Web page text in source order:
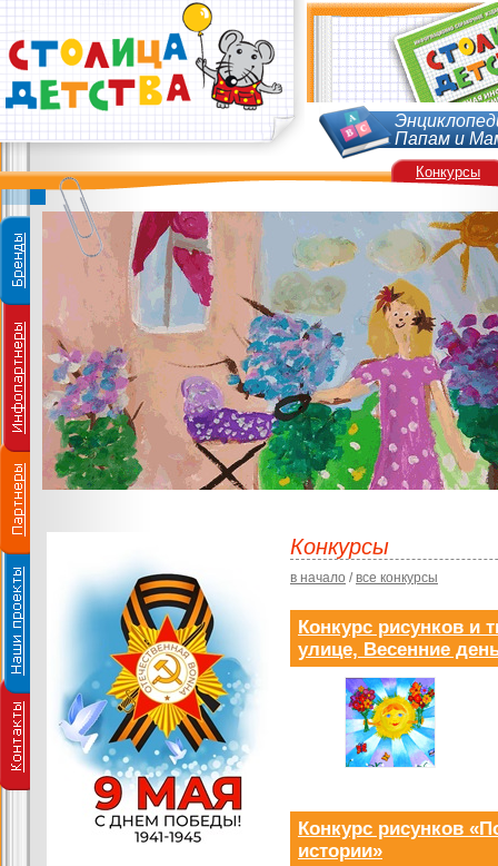
Папам и
Конкурсы
в начало /все конкурсы
Конкурс рисунков и
улице, Весенние
Конкурс рисунков
истории»
Конкурсы